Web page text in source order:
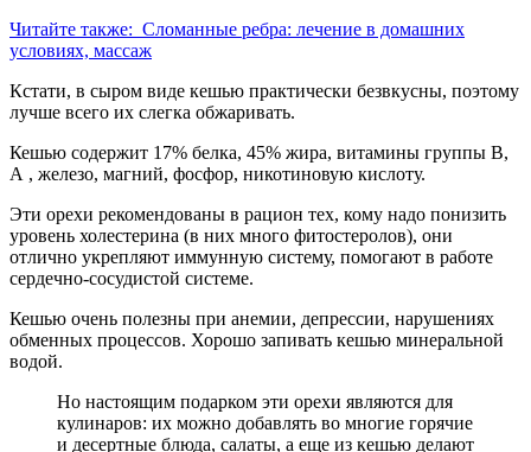
Читайте также: Сломанные ребра: лечение в домашних
условиях, массаж
Кстати, в сыром виде кешью практически безвкусны, поэтому
лучше всего их слегка обжаривать.
Кешью содержит 17% белка, 45% жира, витамины группы В,
А , железо, магний, фосфор, никотиновую кислоту.
Эти орехи рекомендованы в рацион тех, кому надо понизить
уровень холестерина (в них много фитостеролов), они
отлично укрепляют иммунную систему, помогают в работе
сердечно-сосудистой системе.
Кешью очень полезны при анемии, депрессии, нарушениях
обменных процессов. Хорошо запивать кешью минеральной
водой.
Но настоящим подарком эти орехи являются для
кулинаров: их можно добавлять во многие горячие
и десертные блюда, салаты, а еще из кешью делают